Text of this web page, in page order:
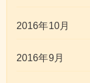
2016年10月
2016年9月